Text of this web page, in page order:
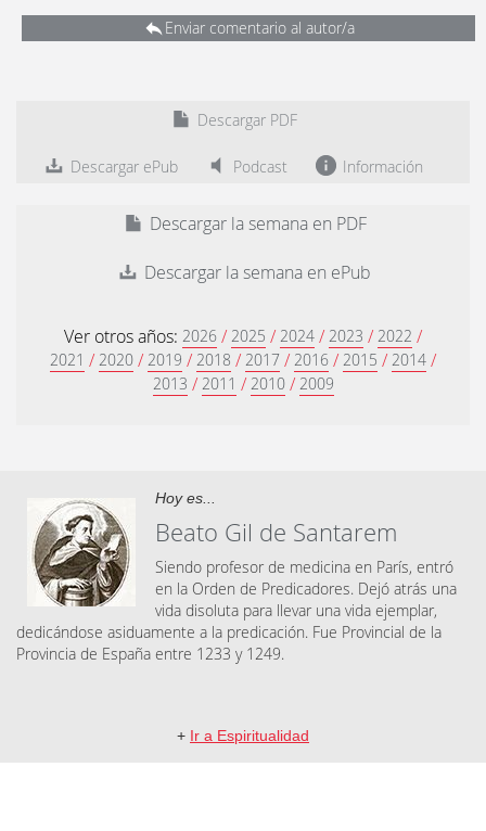
Enviar comentario al autor/a
Descargar PDF
Descargar ePub Podcast Información
Descargar la semana en PDF
Descargar la semana en ePub
Ver otros años: 2026 / 2025 / 2024 / 2023 / 2022 /
2021 / 2020 / 2019 / 2018 / 2017 / 2016 / 2015 / 2014 /
2013 / 2011 / 2010 / 2009
Hoy es...
Beato Gil de Santarem
Siendo profesor de medicina en París, entró
en la Orden de Predicadores. Dejó atrás una
vida disoluta para llevar una vida ejemplar,
dedicándose asiduamente a la predicación. Fue Provincial de la
Provincia de España entre 1233 y 1249.
+ Ir a Espiritualidad